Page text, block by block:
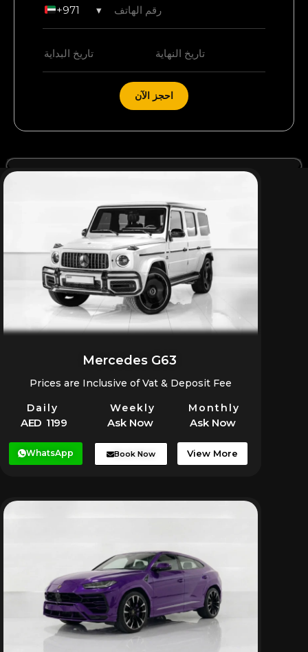
+971 ▾
احجز الآن
Mercedes G63
Prices are Inclusive of Vat & Deposit Fee
Daily Weekly Monthly
AED 1199 Ask Now Ask Now
WhatsApp Book Now View More